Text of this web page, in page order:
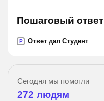
Пошаговый ответ
P Ответ дал Студент
Сегодня мы помогли
272 людям